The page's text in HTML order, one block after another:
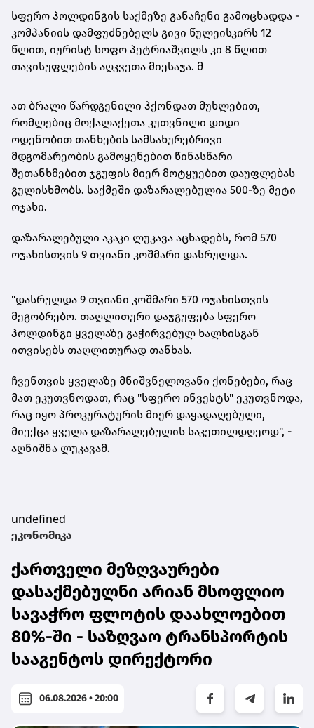
სფერო ჰოლდინგის საქმეზე განაჩენი გამოცხადდა -
კომპანიის დამფუძნებელს გივი წულეისკირს 12
წლით, იურისტ სოფო პეტრიაშვილს კი 8 წლით
თავისუფლების აღკვეთა მიესაჯა. მ
ათ ბრალი წარდგენილი ჰქონდათ მუხლებით,
რომლებიც მოქალაქეთა კუთვნილი დიდი
ოდენობით თანხების სამსახურებრივი
მდგომარეობის გამოყენებით წინასწარი
შეთანხმებით ჯგუფის მიერ მოტყუებით დაუფლებას
გულისხმობს. საქმეში დაზარალებულია 500-ზე მეტი
ოჯახი.
დაზარალებული აკაკი ლუკავა აცხადებს, რომ 570
ოჯახისთვის 9 თვიანი კოშმარი დასრულდა.
"დასრულდა 9 თვიანი კოშმარი 570 ოჯახისთვის
მეგობრებო. თაღლითური დაჯგუფება სფერო
ჰოლდინგი ყველაზე გაჭირვებულ ხალხისგან
ითვისებს თაღლითურად თანხას.
ჩვენთვის ყველაზე მნიშვნელოვანი ქონებები, რაც
მათ ეკუთვნოდათ, რაც "სფერო ინვესტს" ეკუთვნოდა,
რაც იყო პროკურატურის მიერ დაყადაღებული,
მიექცა ყველა დაზარალებულის საკეთილდღეოდ", -
აღნიშნა ლუკავამ.
undefined
ეკონომიკა
ქართველი მეზღვაურები
დასაქმებულნი არიან მსოფლიო
სავაჭრო ფლოტის დაახლოებით
80%-ში - საზღვაო ტრანსპორტის
სააგენტოს დირექტორი
06.08.2026 • 20:00